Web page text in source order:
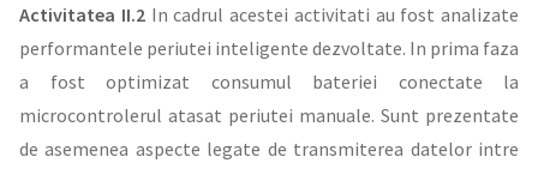
Activitatea II.2In cadrul acestei activitati au fost analizate
performantele periutei inteligente dezvoltate. In prima faza
a fost optimizat consumul bateriei conectate la
microcontrolerul atasat periutei manuale. Sunt prezentate
de asemenea aspecte legate de transmiterea datelor intre